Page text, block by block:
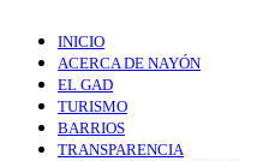
INICIO
ACERCA DE NAYÓN
EL GAD
TURISMO
BARRIOS
TRANSPARENCIA